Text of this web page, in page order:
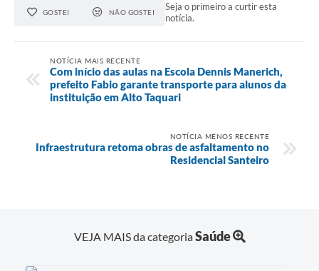
GOSTEI NÃO GOSTEI
Seja o primeiro a curtir esta
notícia.
NOTÍCIA MAIS RECENTE
Com início das aulas na Escola Dennis Manerich,
prefeito Fabio garante transporte para alunos da
instituição em Alto Taquari
NOTÍCIA MENOS RECENTE
Infraestrutura retoma obras de asfaltamento no
Residencial Santeiro
VEJA MAIS da categoriaSaúde